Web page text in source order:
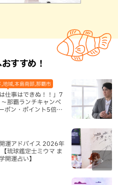
すすめ！
仕事はできぬ！！」7
那覇ランチキャンペ
ポン・ポイント5倍・
,地域,本島南部,那覇市
運アドバイス 2026年
琉球鑑定士ミウマ ま
開運占い】